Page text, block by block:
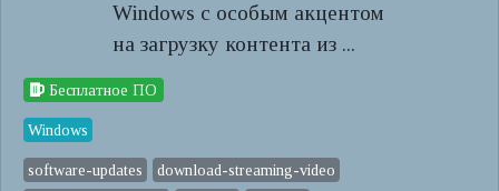
Windows с особым акцентом
на загрузку контента из ...
Бесплатное ПО
Windows
software-updates
download-streaming-video